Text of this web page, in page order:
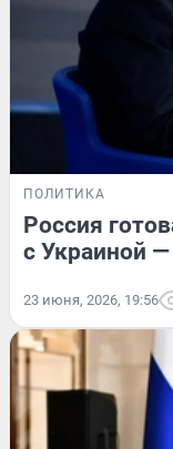
ПОЛИТИКА
Россия
с Украиной
23 июня, 2026, 19:56